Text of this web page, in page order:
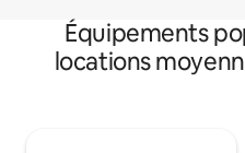
Équipements
locations